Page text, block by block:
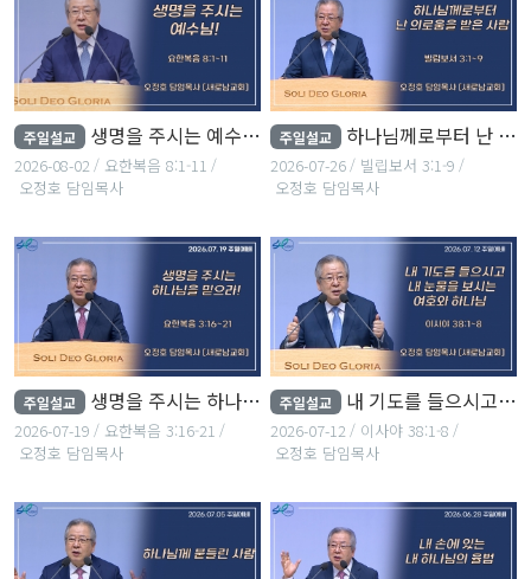
주일설교 생명을 주시는 예수님!
2026-08-02
요한복음 8:1-11
오정호 담임목사
주일설교 하나님께로부터 난 의로움을 받은 사람
2026-07-26
빌립보서 3:1-9
오정호 담임목사
주일설교 생명을 주시는 하나님을 믿으라!
2026-07-19
요한복음 3:16-21
오정호 담임목사
주일설교 내 기도를 들으시고 내 눈물을 보시는 여호와 하나님
2026-07-12
이사야 38:1-8
오정호 담임목사